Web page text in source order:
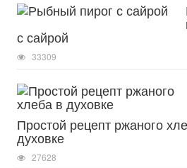
с сайрой
33309
Простой рецепт ржаного
духовке
27628